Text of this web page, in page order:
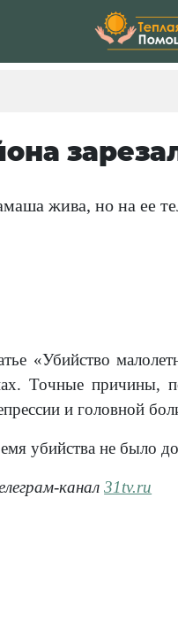
жива, но на ее
«Убийство
Точные причины,
и головной
убийства не было
канал31tv.ru